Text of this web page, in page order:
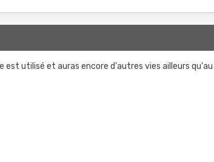
est utilisé et auras encore d'autres vies ailleurs qu'au